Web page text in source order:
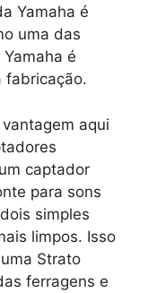
Yamaha é
uma das
é
fabricação.
aqui
captador
para sons
simples
limpos. Isso
Strato
ferragens e